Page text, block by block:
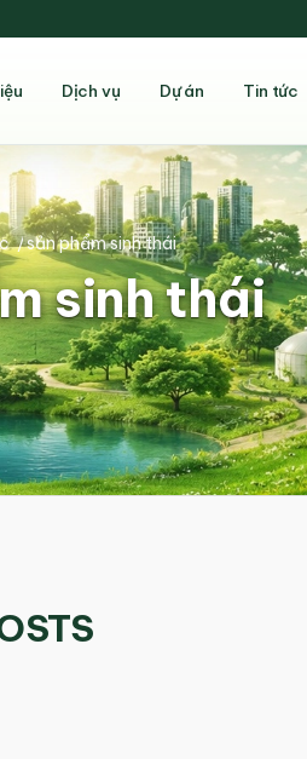
Dịch vụ Dự án Tin tức
sinh thái
/sản phẩm sinh thái